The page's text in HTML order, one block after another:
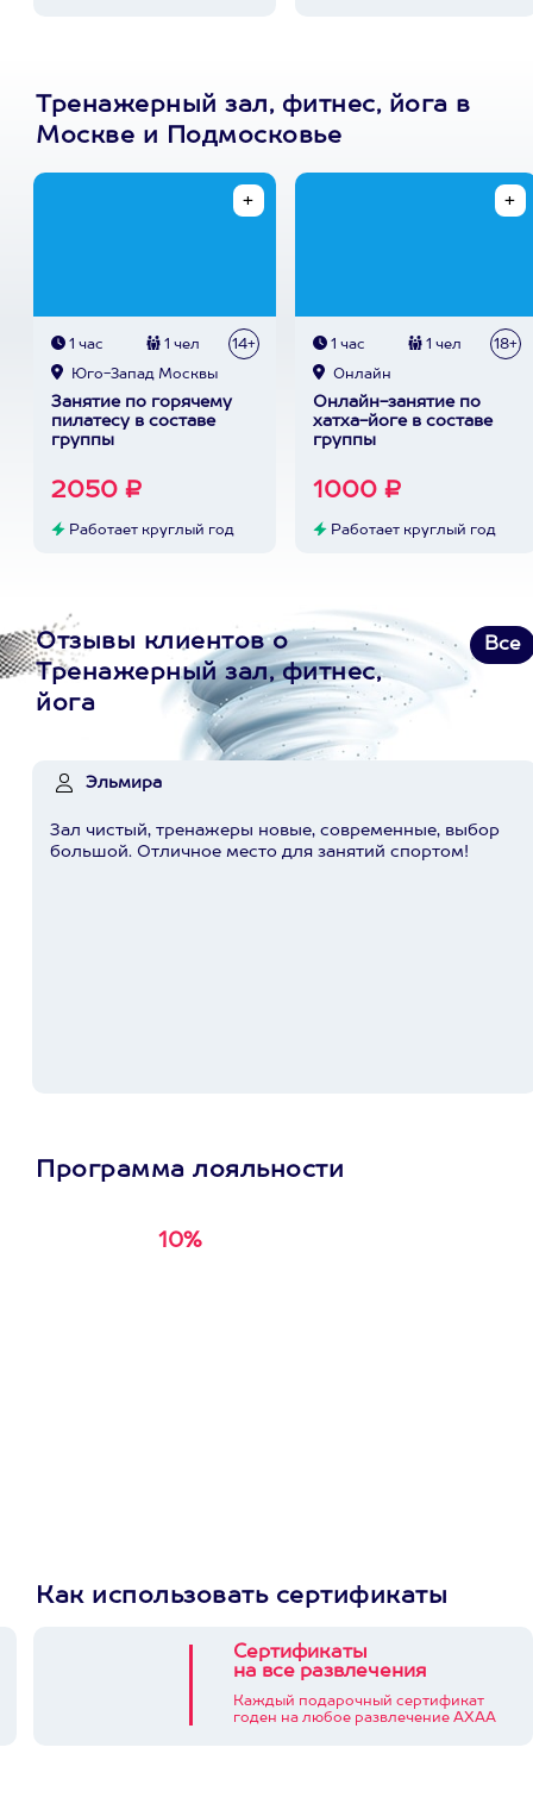
Тренажерный зал, фитнес, йога в
Москве и Подмосковье
1 час 1 чел 14+
Юго-Запад Москвы
Занятие по горячему
пилатесу в составе
группы
2050 ₽
Работает круглый год
1 час 1 чел 18+
Онлайн
Онлайн-занятие по
хатха-йоге в составе
группы
1000 ₽
Работает круглый год
Отзывы клиентов о
Тренажерный зал, фитнес,
йога
Все
Эльмира
Зал чистый, тренажеры новые, современные, выбор
большой. Отличное место для занятий спортом!
Программа лояльности
10%
Как использовать сертификаты
Сертификаты
на все развлечения
Каждый подарочный сертификат
годен на любое развлечение АХАА